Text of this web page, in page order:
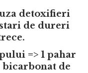
detoxifieri
de dureri
=> 1 pahar
de